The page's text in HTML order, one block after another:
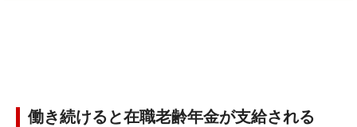
働き続けると在職老齢年金が支給される